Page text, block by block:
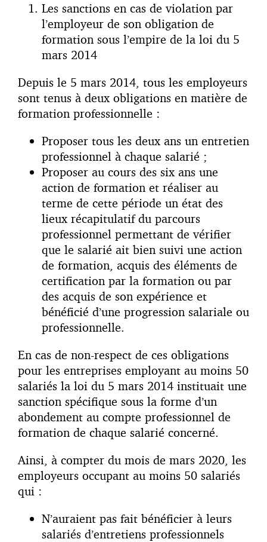
Les sanctions en cas de violation par
l’employeur de son obligation de
formation sous l’empire de la loi du 5
mars 2014
Depuis le 5 mars 2014, tous les employeurs
sont tenus à deux obligations en matière de
formation professionnelle :
Proposer tous les deux ans un entretien
professionnel à chaque salarié ;
Proposer au cours des six ans une
action de formation et réaliser au
terme de cette période un état des
lieux récapitulatif du parcours
professionnel permettant de vérifier
que le salarié ait bien suivi une action
de formation, acquis des éléments de
certification par la formation ou par
des acquis de son expérience et
bénéficié d’une progression salariale ou
professionnelle.
En cas de non-respect de ces obligations
pour les entreprises employant au moins 50
salariés la loi du 5 mars 2014 instituait une
sanction spécifique sous la forme d’un
abondement au compte professionnel de
formation de chaque salarié concerné.
Ainsi, à compter du mois de mars 2020, les
employeurs occupant au moins 50 salariés
qui :
N’auraient pas fait bénéficier à leurs
salariés d’entretiens professionnels